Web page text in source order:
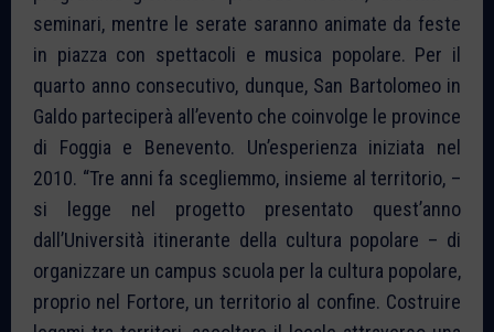
seminari, mentre le serate saranno animate da feste
in piazza con spettacoli e musica popolare. Per il
quarto anno consecutivo, dunque, San Bartolomeo in
Galdo parteciperà all’evento che coinvolge le province
di Foggia e Benevento. Un’esperienza iniziata nel
2010. “Tre anni fa scegliemmo, insieme al territorio, –
si legge nel progetto presentato quest’anno
dall’Università itinerante della cultura popolare – di
organizzare un campus scuola per la cultura popolare,
proprio nel Fortore, un territorio al confine. Costruire